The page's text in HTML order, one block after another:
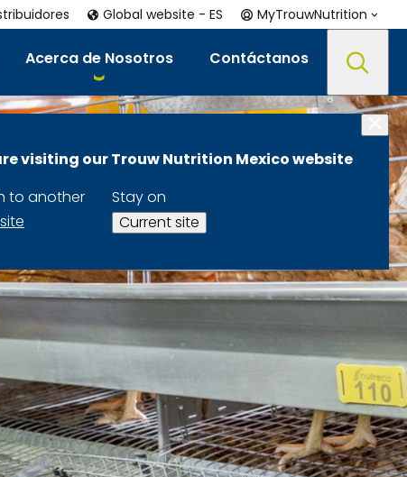
Acerca de Nosotros Contáctanos
Global website - ES MyTrouwNutrition
visiting our Trouw Nutrition Mexico website
to another
Stay on
Current site